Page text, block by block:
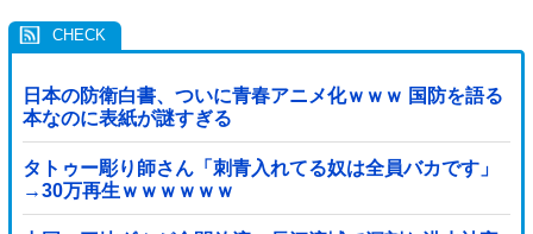
日本の防衛白書、ついに青春アニメ化ｗｗｗ 国防を語る
本なのに表紙が謎すぎる
タトゥー彫り師さん「刺青入れてる奴は全員バカです」
→30万再生ｗｗｗｗｗｗ